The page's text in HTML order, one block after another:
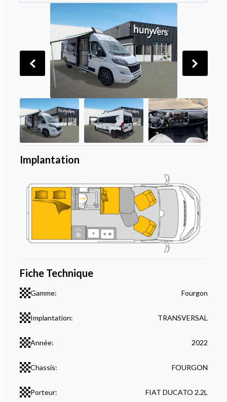
Implantation
Fiche Technique
Gamme: Fourgon
Implantation: TRANSVERSAL
Année: 2022
Chassis: FOURGON
Porteur: FIAT DUCATO 2.2L